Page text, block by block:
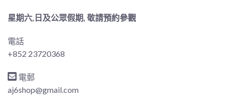
星期六,日及公眾假期, 敬請預約參觀
電話
+852 23720368
電郵
aj6shop@gmail.com